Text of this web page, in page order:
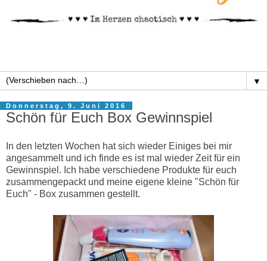
▼
Donnerstag, 9. Juni 2016
Schön für Euch Box Gewinnspiel
In den letzten Wochen hat sich wieder Einiges bei mir
angesammelt und ich finde es ist mal wieder Zeit für ein
Gewinnspiel. Ich habe verschiedene Produkte für euch
zusammengepackt und meine eigene kleine "Schön für
Euch" - Box zusammen gestellt.